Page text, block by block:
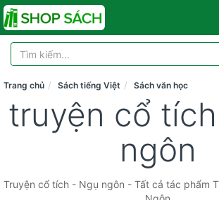
Trang chủ Sách tiếng Việt Sách văn học
truyện cổ
ngôn
Truyện cổ tích - Ngụ ngôn - Tất cả tác phẩm